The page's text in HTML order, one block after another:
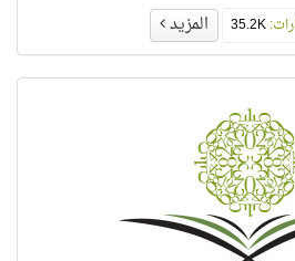
35.2K المزيد